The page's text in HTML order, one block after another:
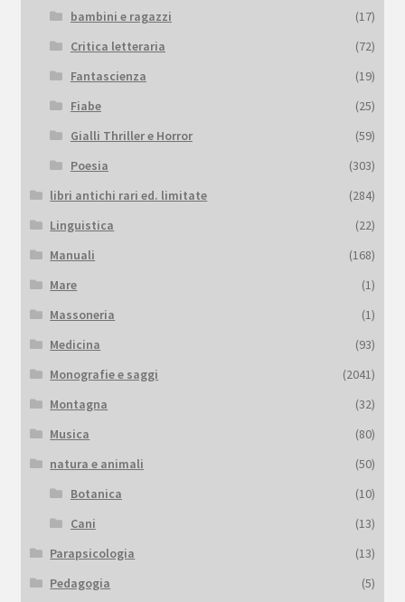
bambini e ragazzi
(17)
Critica letteraria
(72)
Fantascienza
(19)
Fiabe
(25)
Gialli Thriller e Horror
(59)
Poesia
(303)
libri antichi rari ed. limitate
(284)
Linguistica
(22)
Manuali
(168)
Mare
(1)
Massoneria
(1)
Medicina
(93)
Monografie e saggi
(2041)
Montagna
(32)
Musica
(80)
natura e animali
(50)
Botanica
(10)
Cani
(13)
Parapsicologia
(13)
Pedagogia
(5)